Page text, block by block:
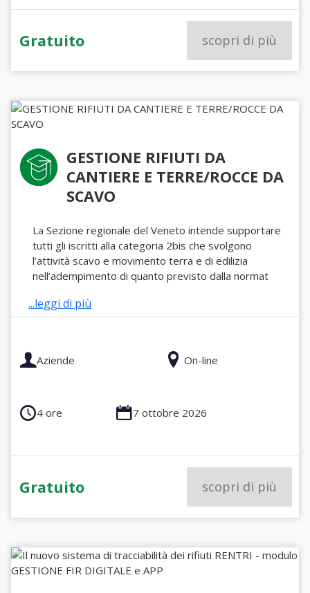
Gratuito scopri di più
GESTIONE RIFIUTI DA
CANTIERE E TERRE/ROCCE DA
SCAVO
La Sezione regionale del Veneto intende supportare
tutti gli iscritti alla categoria 2bis che svolgono
l’attività scavo e movimento terra e di edilizia
nell’adempimento di quanto previsto dalla normat
...leggi di più
Aziende On-line
4 ore 7 ottobre 2026
Gratuito scopri di più